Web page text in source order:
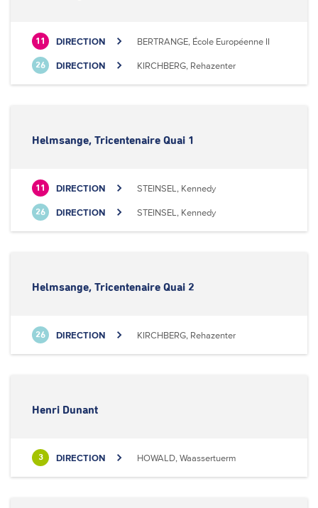
11 DIRECTION BERTRANGE, École Européenne II
26 DIRECTION KIRCHBERG, Rehazenter
Helmsange, Tricentenaire Quai 1
11 DIRECTION STEINSEL, Kennedy
26 DIRECTION STEINSEL, Kennedy
Helmsange, Tricentenaire Quai 2
26 DIRECTION KIRCHBERG, Rehazenter
Henri Dunant
3 DIRECTION HOWALD, Waassertuerm